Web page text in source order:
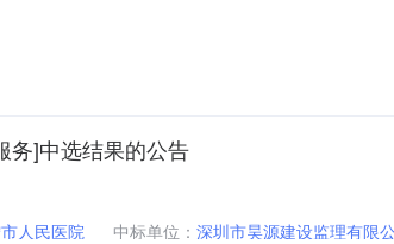
终中标合同价为概算评审工程监理费为基数计算
务]中选结果的公告
人民医院 中标单位： 深圳市昊源建设监理有限